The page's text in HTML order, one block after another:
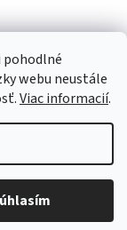
pohodlné
webu neustále
Viac informacií.
. Všetky práva